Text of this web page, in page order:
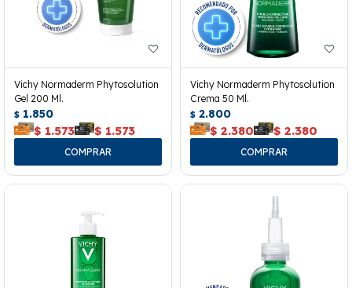
Vichy Normaderm Phytosolution
Gel 200 Ml.
$ 1.850
$ 1.573 $ 1.573
Vichy Normaderm Phytosolution
Crema 50 Ml.
$ 2.800
$ 2.380 $ 2.380